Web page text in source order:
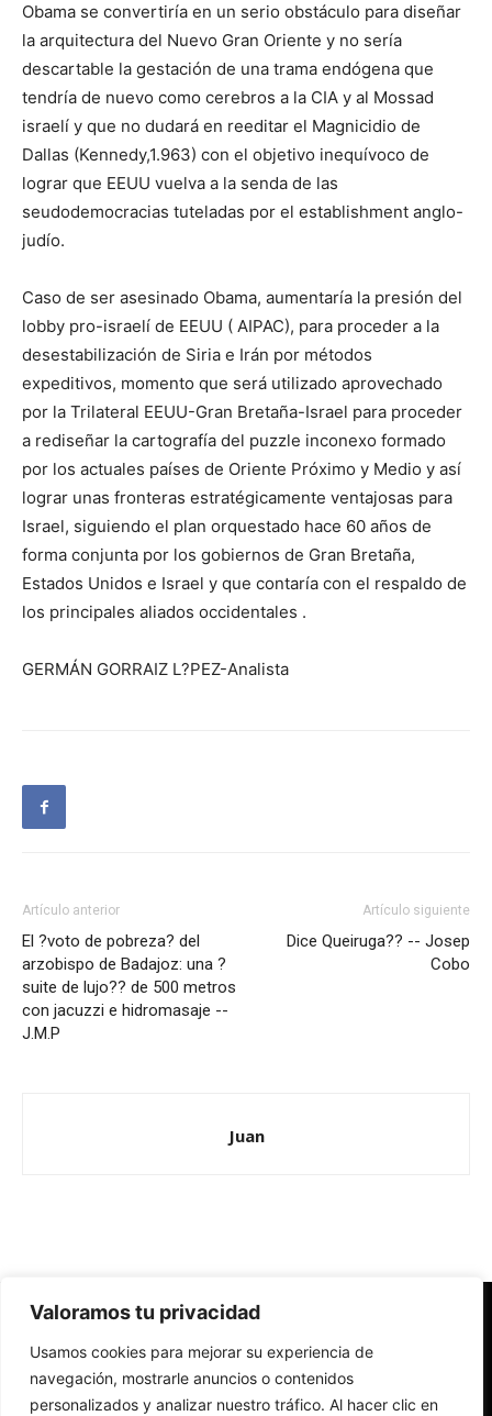
Valoramos tu privacidad
Usamos cookies para mejorar su experiencia de
navegación, mostrarle anuncios o contenidos
personalizados y analizar nuestro tráfico. Al hacer clic en
Obama se convertiría en un serio obstáculo para diseñar
la arquitectura del Nuevo Gran Oriente y no sería
descartable la gestación de una trama endógena que
tendría de nuevo como cerebros a la CIA y al Mossad
israelí y que no dudará en reeditar el Magnicidio de
Dallas (Kennedy,1.963) con el objetivo inequívoco de
lograr que EEUU vuelva a la senda de las
seudodemocracias tuteladas por el establishment anglo-
judío.
Caso de ser asesinado Obama, aumentaría la presión del
lobby pro-israelí de EEUU ( AIPAC), para proceder a la
desestabilización de Siria e Irán por métodos
expeditivos, momento que será utilizado aprovechado
por la Trilateral EEUU-Gran Bretaña-Israel para proceder
a rediseñar la cartografía del puzzle inconexo formado
por los actuales países de Oriente Próximo y Medio y así
lograr unas fronteras estratégicamente ventajosas para
Israel, siguiendo el plan orquestado hace 60 años de
forma conjunta por los gobiernos de Gran Bretaña,
Estados Unidos e Israel y que contaría con el respaldo de
los principales aliados occidentales .
GERMÁN GORRAIZ L?PEZ-Analista
Artículo anterior
El ?voto de pobreza? del
arzobispo de Badajoz: una ?
suite de lujo?? de 500 metros
con jacuzzi e hidromasaje --
J.M.P
Artículo siguiente
Dice Queiruga?? -- Josep
Cobo
Juan
Redes Cristianas
Una mirada alternativa sobre la Iglesia católica y la sociedad
- Colectivos de Redes Cristianas